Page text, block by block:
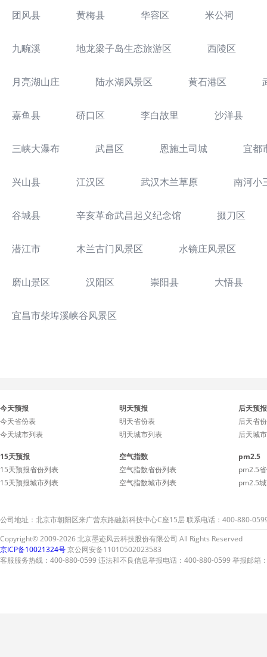
团风县 黄梅县 华容区 米公祠
九畹溪 地龙梁子岛生态旅游区 西陵区
月亮湖山庄 陆水湖风景区 黄石港区
嘉鱼县 硚口区 李白故里 沙洋县
三峡大瀑布 武昌区 恩施土司城 宜都
兴山县 江汉区 武汉木兰草原 南河小
谷城县 辛亥革命武昌起义纪念馆 掇刀区
潜江市 木兰古门风景区 水镜庄风景区
磨山景区 汉阳区 崇阳县 大悟县
宜昌市柴埠溪峡谷风景区
今天预报
今天省份表
今天城市列表
明天预报
明天省份表
明天城市列表
后天预报
后天省
后天城
15天预报
15天预报省份列表
15天预报城市列表
空气指数
空气指数省份列表
空气指数城市列表
pm2.5
pm2.5
pm2.5
公司地址：北京市朝阳区来广营东路融新科技中心C座15层 联系电话：400-880-
Copyright© 2009-2026 北京墨迹风云科技股份有限公司 All Rights Reserved
京ICP备10021324号京公网安备11010502023583
客服服务热线：400-880-0599 违法和不良信息举报电话：400-880-0599 举报邮箱